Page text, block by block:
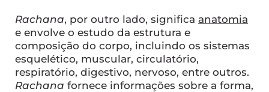
Rachana, por outro lado, significa anatomia
e envolve o estudo da estrutura e
composição do corpo, incluindo os sistemas
esquelético, muscular, circulatório,
respiratório, digestivo, nervoso, entre outros.
Rachana fornece informações sobre a forma,